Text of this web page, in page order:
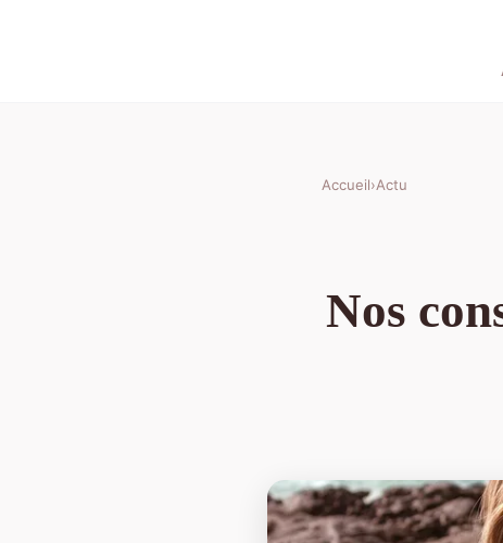
Accueil›Actu
Nos